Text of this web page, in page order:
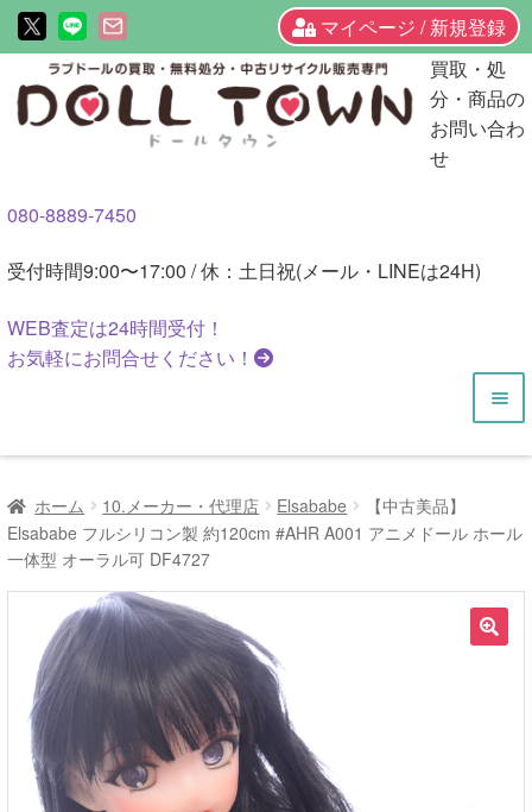
マイページ / 新規登録
ビ
ゲ
ョ
へ
キ
ッ
ン
テ
へ
キ
プ
買取・処
分・商品の
お問い合わ
せ
080-8889-7450
受付時間9:00〜17:00 / 休：土日祝(メール・LINEは24H)
WEB査定は24時間受付！
お気軽にお問合せください！
HOME
商品一覧
ラブドール買取・処分
サ
無料引き取り
よくあるご質問
ホーム 10.メーカー・代理店 Elsababe
【中古美品】
Elsababe フルシリコン製 約120cm #AHR A001 アニメドール ホール
一体型 オーラル可 DF4727